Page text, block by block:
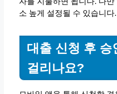
소 높게 설정될 수 있습니다.
대출 신청 후 승
걸리나요?